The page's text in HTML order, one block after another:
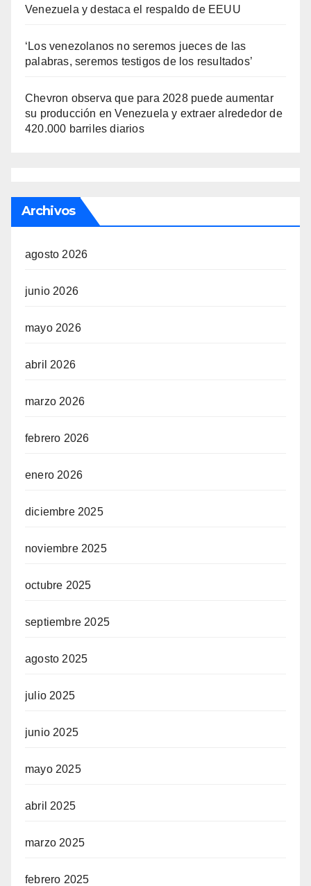
Venezuela y destaca el respaldo de EEUU
‘Los venezolanos no seremos jueces de las
palabras, seremos testigos de los resultados’
Chevron observa que para 2028 puede aumentar
su producción en Venezuela y extraer alrededor de
420.000 barriles diarios
Archivos
agosto 2026
junio 2026
mayo 2026
abril 2026
marzo 2026
febrero 2026
enero 2026
diciembre 2025
noviembre 2025
octubre 2025
septiembre 2025
agosto 2025
julio 2025
junio 2025
mayo 2025
abril 2025
marzo 2025
febrero 2025